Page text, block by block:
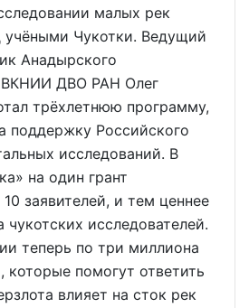
малых рек
учёными Чукотки. Ведущий
Анадырского
ДВО РАН Олег
трёхлетнюю программу,
поддержку Российского
исследований. В
на один грант
заявителей, и тем ценнее
чукотских исследователей.
теперь по три миллиона
которые помогут ответить
влияет на сток рек